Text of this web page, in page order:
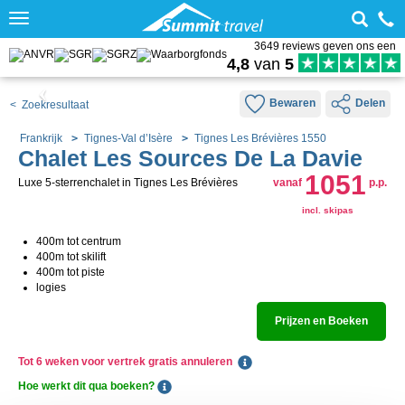
Toggle
3649 reviews geven ons een
4,8 van 5
< Zoekresultaat Bewaren Delen
Frankrijk Tignes-Val d’Isère Tignes Les Brévières 1550
Chalet Les Sources De La Davie
Luxe 5-sterrenchalet in Tignes Les Brévières vanaf 1051 p.p.
incl. skipas
400m tot centrum
400m tot skilift
400m tot piste
logies
Prijzen en Boeken
Tot 6 weken voor vertrek gratis annuleren
Hoe werkt dit qua boeken?